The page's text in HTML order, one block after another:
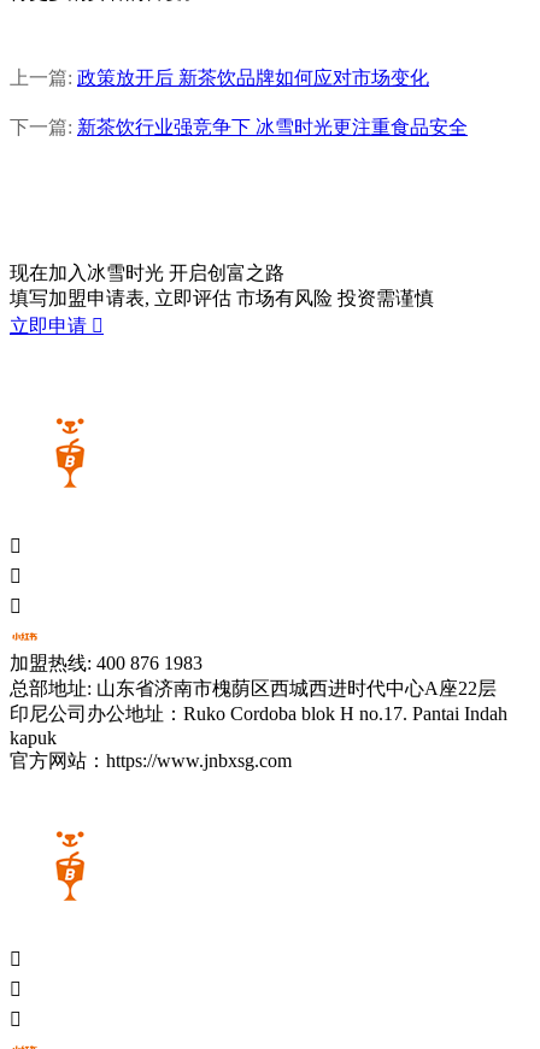
上一篇: 政策放开后 新茶饮品牌如何应对市场变化
下一篇: 新茶饮行业强竞争下 冰雪时光更注重食品安全
现在加入冰雪时光 开启创富之路
填写加盟申请表, 立即评估 市场有风险 投资需谨慎
立即申请 



加盟热线: 400 876 1983
总部地址: 山东省济南市槐荫区西城西进时代中心A座22层
印尼公司办公地址：Ruko Cordoba blok H no.17. Pantai Indah
kapuk
官方网站：https://www.jnbxsg.com


